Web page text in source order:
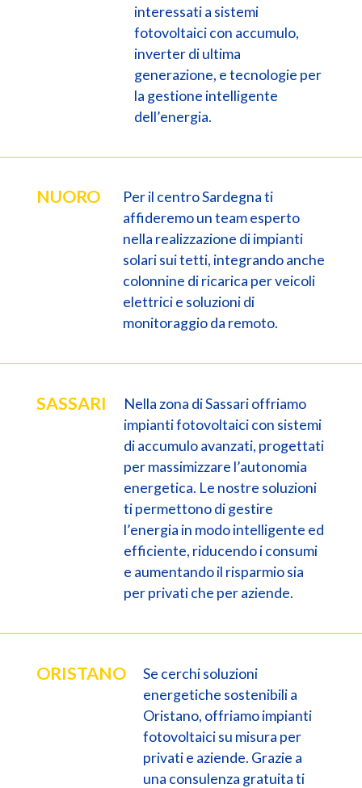
interessati a sistemi
fotovoltaici con accumulo,
inverter di ultima
generazione, e tecnologie per
la gestione intelligente
dell’energia.
NUORO
Per il centro Sardegna ti
affideremo un team esperto
nella realizzazione di impianti
solari sui tetti, integrando anche
colonnine di ricarica per veicoli
elettrici e soluzioni di
monitoraggio da remoto.
SASSARI
Nella zona di Sassari offriamo
impianti fotovoltaici con sistemi
di accumulo avanzati, progettati
per massimizzare l’autonomia
energetica. Le nostre soluzioni
ti permettono di gestire
l’energia in modo intelligente ed
efficiente, riducendo i consumi
e aumentando il risparmio sia
per privati che per aziende.
ORISTANO
Se cerchi soluzioni
energetiche sostenibili a
Oristano, offriamo impianti
fotovoltaici su misura per
privati e aziende. Grazie a
una consulenza gratuita ti